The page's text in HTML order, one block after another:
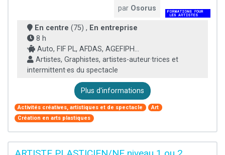
par Osorus
En centre (75) , En entreprise
8 h
Auto, FIF PL, AFDAS, AGEFIPH...
Artistes, Graphistes, artistes-auteur·trices et
intermittent·es du spectacle
Plus d'informations
Activités créatives, artistiques et de spectacle
Art
Création en arts plastiques